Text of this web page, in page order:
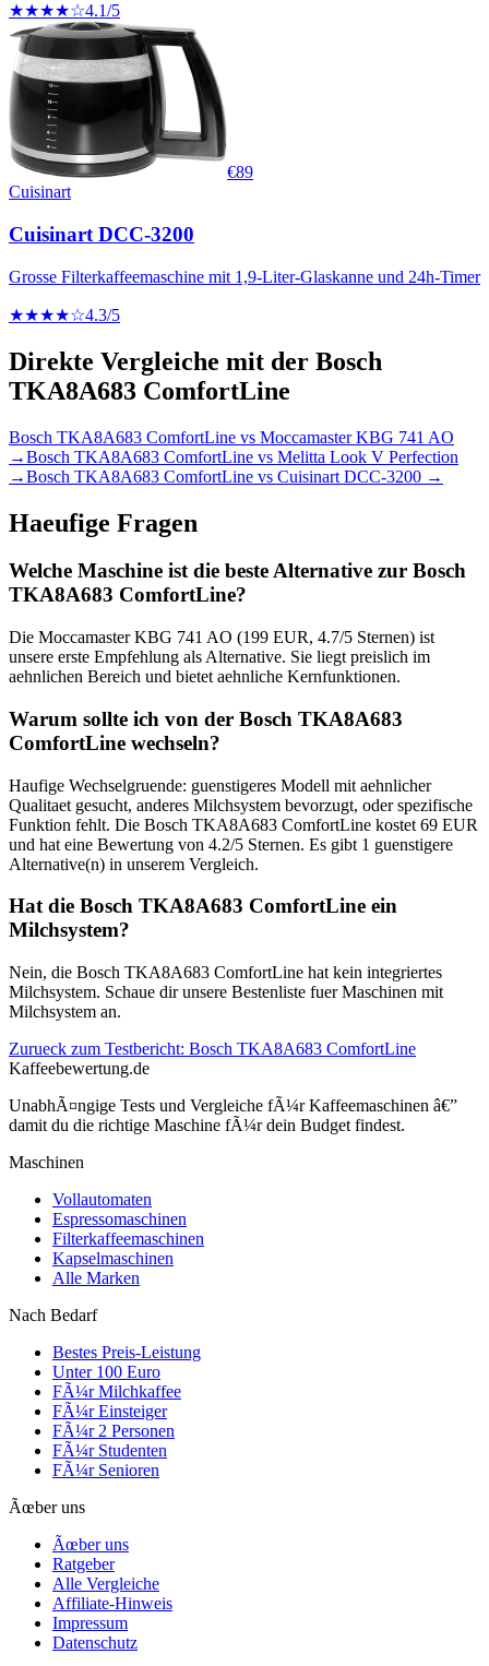
★★★★☆4.1/5
€89
Cuisinart
Cuisinart DCC-3200
Grosse Filterkaffeemaschine mit 1,9-Liter-Glaskanne und 24h-Timer
★★★★☆4.3/5
Direkte Vergleiche mit der Bosch
TKA8A683 ComfortLine
Bosch TKA8A683 ComfortLine vs Moccamaster KBG 741 AO
→Bosch TKA8A683 ComfortLine vs Melitta Look V Perfection
→Bosch TKA8A683 ComfortLine vs Cuisinart DCC-3200 →
Haeufige Fragen
Welche Maschine ist die beste Alternative zur Bosch
TKA8A683 ComfortLine?
Die Moccamaster KBG 741 AO (199 EUR, 4.7/5 Sternen) ist
unsere erste Empfehlung als Alternative. Sie liegt preislich im
aehnlichen Bereich und bietet aehnliche Kernfunktionen.
Warum sollte ich von der Bosch TKA8A683
ComfortLine wechseln?
Haufige Wechselgruende: guenstigeres Modell mit aehnlicher
Qualitaet gesucht, anderes Milchsystem bevorzugt, oder spezifische
Funktion fehlt. Die Bosch TKA8A683 ComfortLine kostet 69 EUR
und hat eine Bewertung von 4.2/5 Sternen. Es gibt 1 guenstigere
Alternative(n) in unserem Vergleich.
Hat die Bosch TKA8A683 ComfortLine ein
Milchsystem?
Nein, die Bosch TKA8A683 ComfortLine hat kein integriertes
Milchsystem. Schaue dir unsere Bestenliste fuer Maschinen mit
Milchsystem an.
Zurueck zum Testbericht: Bosch TKA8A683 ComfortLine
Kaffeebewertung.de
UnabhÃ¤ngige Tests und Vergleiche fÃ¼r Kaffeemaschinen â€”
damit du die richtige Maschine fÃ¼r dein Budget findest.
Maschinen
Vollautomaten
Espressomaschinen
Filterkaffeemaschinen
Kapselmaschinen
Alle Marken
Nach Bedarf
Bestes Preis-Leistung
Unter 100 Euro
FÃ¼r Milchkaffee
FÃ¼r Einsteiger
FÃ¼r 2 Personen
FÃ¼r Studenten
FÃ¼r Senioren
Ãœber uns
Ãœber uns
Ratgeber
Alle Vergleiche
Affiliate-Hinweis
Impressum
Datenschutz